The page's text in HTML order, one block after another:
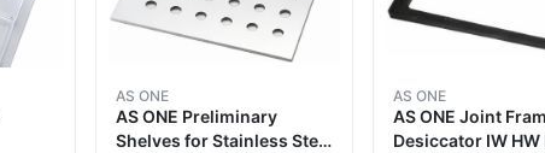
AS ONE
AS ONE Preliminary
Shelves for Stainless Steel
AS ONE
AS ONE Joint
Desiccator IW HW